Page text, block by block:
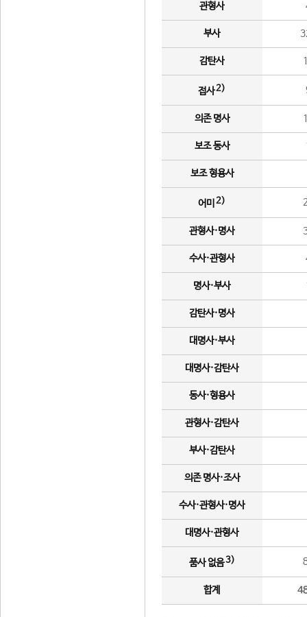
관형사
부사
감탄사
접사2)
의존 명사
보조 동사
보조 형용사
어미 2)
관형사·명사
수사·관형사
명사·부사
감탄사·명사
대명사·부사
대명사·감탄사
동사·형용사
관형사·감탄사
부사·감탄사
의존 명사·조사
수사·관형사·명사
대명사·관형사
품사 없음3)
합계